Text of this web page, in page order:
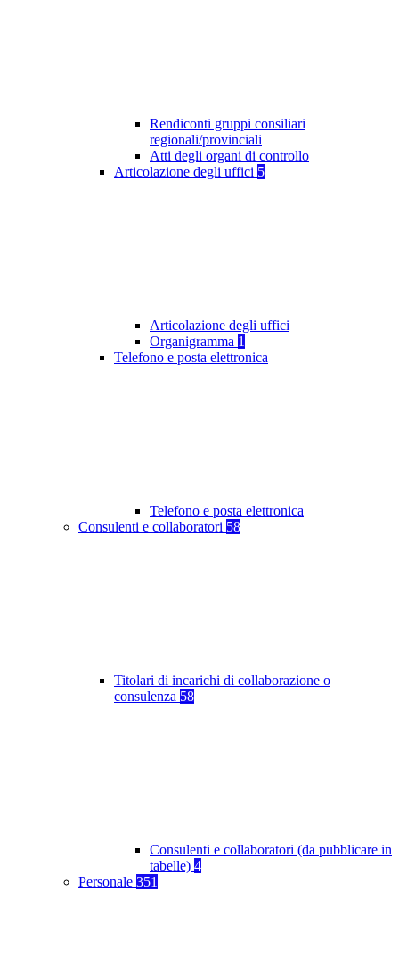
Rendiconti gruppi consiliari
regionali/provinciali
Atti degli organi di controllo
Articolazione degli uffici 5
Articolazione degli uffici
Organigramma 1
Telefono e posta elettronica
Telefono e posta elettronica
Consulenti e collaboratori 58
Titolari di incarichi di collaborazione o
consulenza 58
Consulenti e collaboratori (da pubblicare in
tabelle) 4
Personale 351